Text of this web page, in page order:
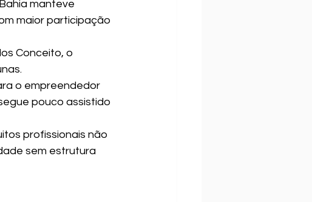
manteve
maior participação
Conceito, o
o empreendedor
pouco assistido
profissionais não
sem estrutura